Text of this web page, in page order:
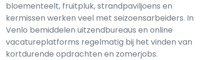
bloementeelt, fruitpluk, strandpaviljoens en
kermissen werken veel met seizoensarbeiders. In
Venlo bemiddelen uitzendbureaus en online
vacatureplatforms regelmatig bij het vinden van
kortdurende opdrachten en zomerjobs.